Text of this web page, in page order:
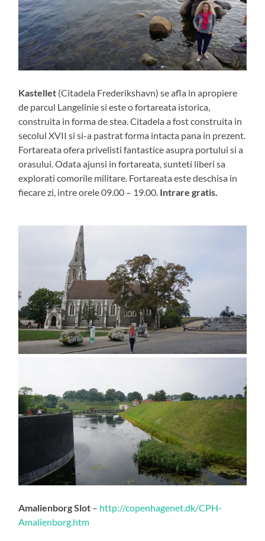
Kastellet (Citadela Frederikshavn) se afla in apropiere
de parcul Langelinie si este o fortareata istorica,
construita in forma de stea. Citadela a fost construita in
secolul XVII si si-a pastrat forma intacta pana in prezent.
Fortareata ofera privelisti fantastice asupra portului si a
orasului. Odata ajunsi in fortareata, sunteti liberi sa
explorati comorile militare. Fortareata este deschisa in
fiecare zi, intre orele 09.00 – 19.00. Intrare gratis.
Amalienborg Slot – http://copenhagenet.dk/CPH-
Amalienborg.htm